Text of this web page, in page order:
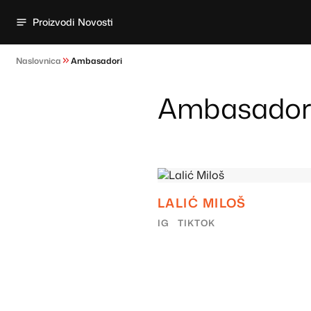
Proizvodi Novosti
Naslovnica Ambasadori
LALIĆ MILOŠ
IG TIKTOK